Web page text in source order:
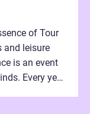
of Tour
and leisure
is an event
Every year,